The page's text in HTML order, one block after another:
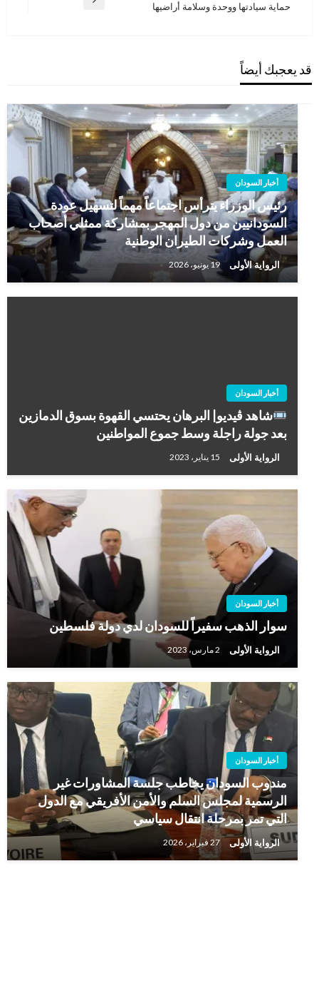
المقالة
حماية سيادتها ووحدة وسلامة أراضيها
قد يعجبك أيضاً
أخبار السودان
رئيس الوزراء يترأس اجتماعاً مهماً لتسهيل عودة
السودانيين من دول المهجر بمشاركة ممثلي أصحاب
العمل وشركات الطيران الوطنية
الرواية الأولى 19 يونيو، 2026
أخبار السودان
شاهد ڤيديو| البرهان يحتسي القهوة بسوق الدمازين
بعد جولة راجلة وسط جموع المواطنين
الرواية الأولى 15 يناير، 2023
أخبار السودان
سوار الذهب سفيراً للسودان لدي دولة فلسطين
الرواية الأولى 2 مارس، 2023
أخبار السودان
مندوب السودان يخاطب جلسة المشاورات غير
الرسمية لمجلس السلم والأمن الأفريقي مع الدول
التي تمر بمرحلة انتقال سياسي
الرواية الأولى 27 فبراير، 2026